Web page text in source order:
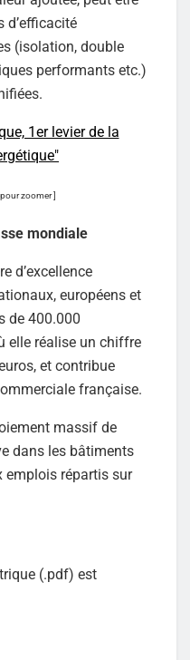
d’efficacité
(isolation, double
performants etc.)
zoomer ]
mondiale
d’excellence
européens et
de 400.000
elle réalise un chiffre
et contribue
française.
massif de
dans les bâtiments
emplois répartis sur
(.pdf) est